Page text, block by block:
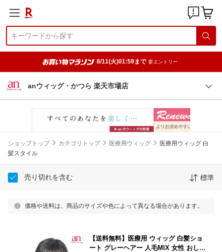
8/11(火)01:59まで 要エントリー
anウィッグ・かつら 楽天市場店
ショップトップ カテゴリトップ 医療用ウィッグ
医療用ウィッグ 白
髪スタイル
売り切れを含む 標準
価格や送料は、商品のサイズや色によって異なる場合があります。
【送料無料】医療用 ウィッグ 白髪ショ
ート グレーヘアー 人毛MIX 女性 おしゃ